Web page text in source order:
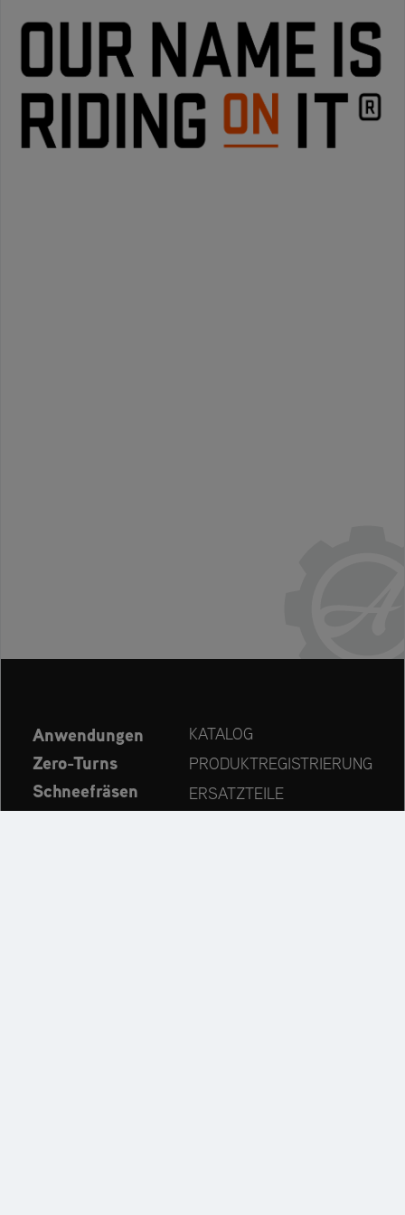
Anwendungen
Zero-Turns
Schneefräsen
Aktuelles
KATALOG
PRODUKTREGISTRIERUNG
ERSATZTEILE